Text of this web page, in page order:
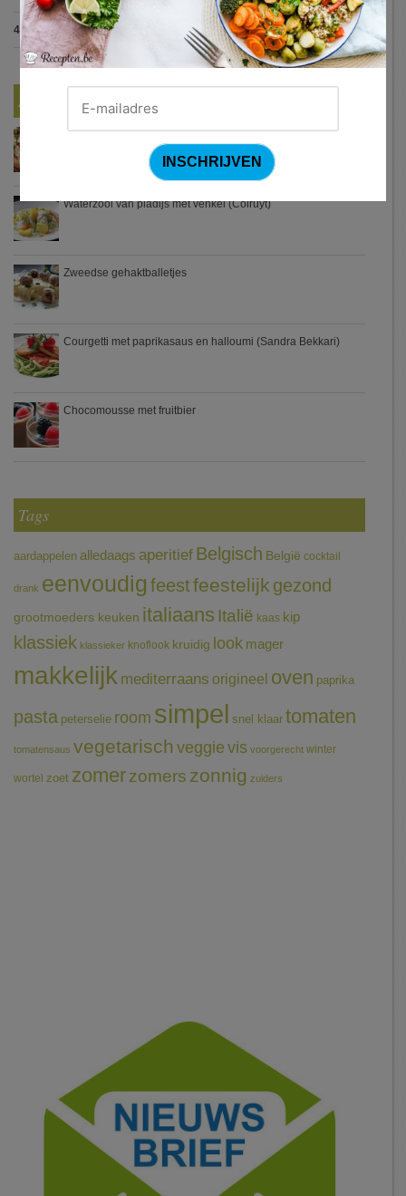
4.7 : Gestoofde kip met dragon (7 votes)
Nieuwste Recepten
Turkse pizza met halloumi en courgette
Waterzooi van pladijs met venkel (Colruyt)
Zweedse gehaktballetjes
Courgetti met paprikasaus en halloumi (Sandra Bekkari)
Chocomousse met fruitbier
Tags
aardappelen alledaags aperitief Belgisch België cocktail
drank eenvoudigfeestfeestelijk gezond
grootmoeders keuken italiaans Italië kaas kip
klassiek klassieker knoflook kruidig look mager
makkelijk mediterraans origineel oven paprika
pasta peterselie room simpel snel klaar tomaten
tomatensaus vegetarischveggie vis voorgerecht winter
wortel zoet zomerzomers zonnig zuiders